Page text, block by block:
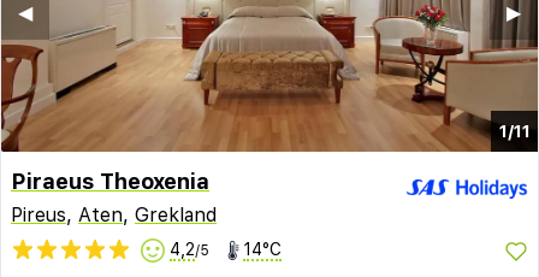
1/11
▶︎
◀︎
Piraeus Theoxenia
Pireus, Aten, Grekland
4,2/5 14°C